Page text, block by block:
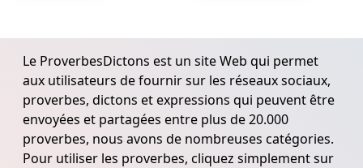
Le ProverbesDictons est un site Web qui permet
aux utilisateurs de fournir sur les réseaux sociaux,
proverbes, dictons et expressions qui peuvent être
envoyées et partagées entre plus de 20.000
proverbes, nous avons de nombreuses catégories.
Pour utiliser les proverbes, cliquez simplement sur